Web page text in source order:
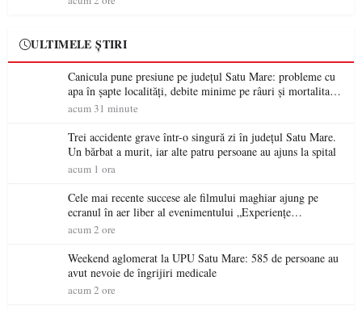
ULTIMELE ȘTIRI
Canicula pune presiune pe județul Satu Mare: probleme cu
apa în șapte localități, debite minime pe râuri și mortalitate
piscicolă la Lacul Călinești
acum 31 minute
Trei accidente grave într-o singură zi în județul Satu Mare.
Un bărbat a murit, iar alte patru persoane au ajuns la spital
acum 1 ora
Cele mai recente succese ale filmului maghiar ajung pe
ecranul în aer liber al evenimentului „Experiențe
cinematografice Partium”
acum 2 ore
Weekend aglomerat la UPU Satu Mare: 585 de persoane au
avut nevoie de îngrijiri medicale
acum 2 ore